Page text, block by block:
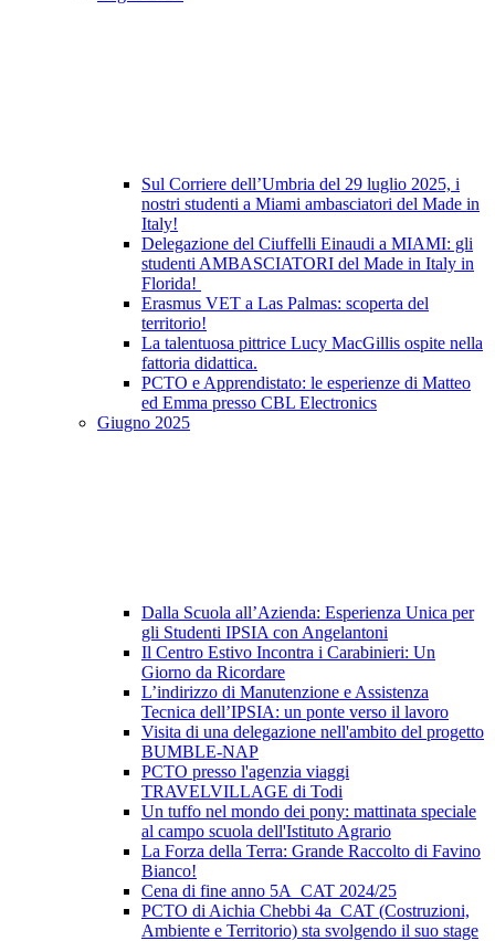
Sul Corriere dell’Umbria del 29 luglio 2025, i
nostri studenti a Miami ambasciatori del Made in
Italy!
Delegazione del Ciuffelli Einaudi a MIAMI: gli
studenti AMBASCIATORI del Made in Italy in
Florida!
Erasmus VET a Las Palmas: scoperta del
territorio!
La talentuosa pittrice Lucy MacGillis ospite nella
fattoria didattica.
PCTO e Apprendistato: le esperienze di Matteo
ed Emma presso CBL Electronics
Giugno 2025
Dalla Scuola all’Azienda: Esperienza Unica per
gli Studenti IPSIA con Angelantoni
Il Centro Estivo Incontra i Carabinieri: Un
Giorno da Ricordare
L’indirizzo di Manutenzione e Assistenza
Tecnica dell’IPSIA: un ponte verso il lavoro
Visita di una delegazione nell'ambito del progetto
BUMBLE-NAP
PCTO presso l'agenzia viaggi
TRAVELVILLAGE di Todi
Un tuffo nel mondo dei pony: mattinata speciale
al campo scuola dell'Istituto Agrario
La Forza della Terra: Grande Raccolto di Favino
Bianco!
Cena di fine anno 5A_CAT 2024/25
PCTO di Aichia Chebbi 4a_CAT (Costruzioni,
Ambiente e Territorio) sta svolgendo il suo stage